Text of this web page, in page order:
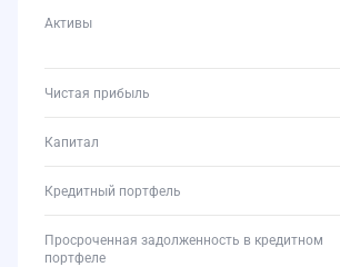
Активы
Чистая прибыль
Капитал
Кредитный портфель
Просроченная задолженность в кредитном
портфеле